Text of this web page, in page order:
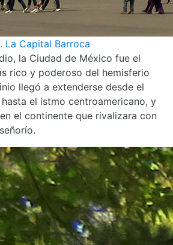
La Capital Barroca
la Ciudad de México fue el
rico y poderoso del hemisferio
llegó a extenderse desde el
el istmo centroamericano, y
el continente que rivalizara con